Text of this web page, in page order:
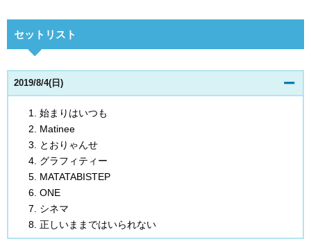
セットリスト
2019/8/4(日)
始まりはいつも
Matinee
とおりゃんせ
グラフィティー
MATATABISTEP
ONE
シネマ
正しいままではいられない